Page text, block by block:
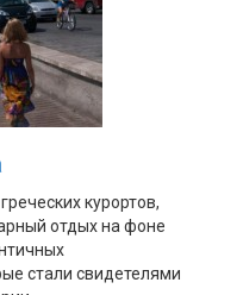
курортов,
отдых на фоне
стали свидетелями